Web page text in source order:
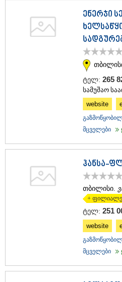
ენერჯი
ტელ: 265
სამუშაო
website
მცველები
ჰანსა-
თბილისი.
+
ტელ: 251
website
მცველები